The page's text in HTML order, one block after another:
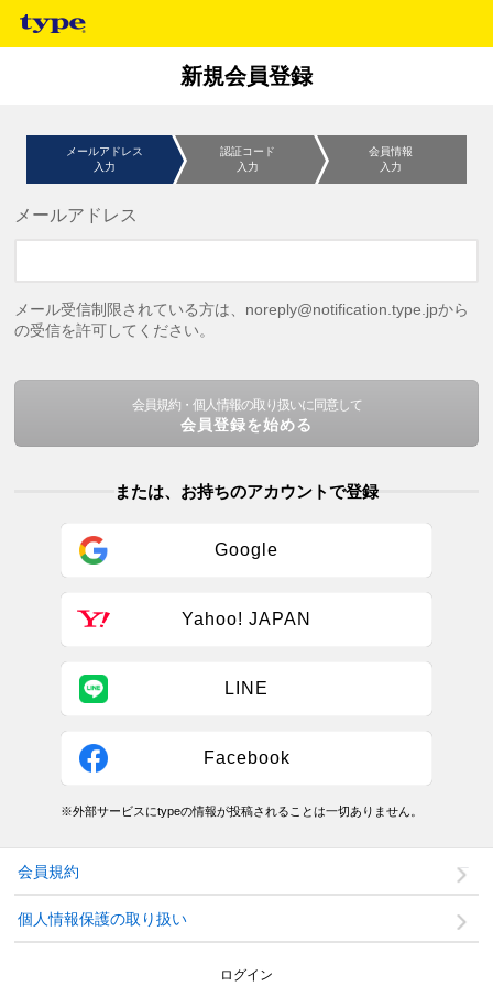
新規会員登録
メールアドレス
入力
認証コード
入力
会員情報
入力
メールアドレス
メール受信制限されている方は、noreply@notification.type.jpから
の受信を許可してください。
会員規約・個人情報の取り扱いに同意して
会員登録を始める
または、お持ちのアカウントで登録
Google
Yahoo! JAPAN
LINE
Facebook
※外部サービスにtypeの情報が投稿されることは一切ありません。
会員規約
個人情報保護の取り扱い
ログイン